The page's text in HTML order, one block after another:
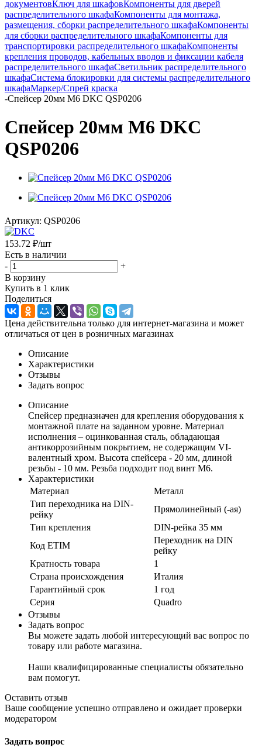
документовКлюч для шкафовКомпоненты для дверей
распределительного шкафаКомпоненты для монтажа,
размещения, сборки распределительного шкафаКомпоненты
для сборки распределительного шкафаКомпоненты для
транспортировки распределительного шкафаКомпоненты
крепления проводов, кабельных вводов и фиксации кабеля
распределительного шкафаСветильник распределительного
шкафаСистема блокировки для системы распределительного
шкафаМаркер/Спрей краска
-Спейсер 20мм М6 DKC QSP0206
Спейсер 20мм М6 DKC
QSP0206
Артикул: QSP0206
153.72 ₽/шт
Есть в наличии
-
+
В корзину
Купить в 1 клик
Поделиться
Цена действительна только для интернет-магазина и может
отличаться от цен в розничных магазинах
Описание
Характеристики
Отзывы
Задать вопрос
Описание
Спейсер предназначен для крепления оборудования к
монтажной плате на заданном уровне. Материал
исполнения – оцинкованная сталь, обладающая
антикоррозийным покрытием, не содержащим VI-
валентный хром. Высота спейсера - 20 мм, длиной
резьбы - 10 мм. Резьба подходит под винт М6.
Характеристики
Материал
Металл
Тип переходника на DIN-
рейку
Прямолинейный (-ая)
Тип крепления
DIN-рейка 35 мм
Код ETIM
Переходник на DIN
рейку
Кратность товара
1
Страна происхождения
Италия
Гарантийный срок
1 год
Серия
Quadro
Отзывы
Задать вопрос
Вы можете задать любой интересующий вас вопрос по
товару или работе магазина.
Наши квалифицированные специалисты обязательно
вам помогут.
Оставить отзыв
Ваше сообщение успешно отправлено и ожидает проверки
модератором
Задать вопрос